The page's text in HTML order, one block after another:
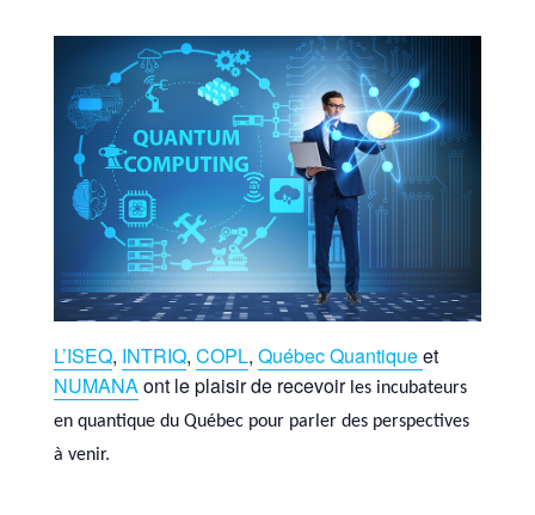
L’ISEQ, INTRIQ, COPL, Québec Quantiqueet
NUMANAont le plaisir de recevoir les incubateurs
en quantique du Québec pour parler des perspectives
à venir.